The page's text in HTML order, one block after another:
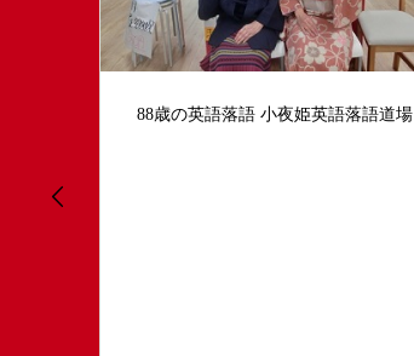
88歳の英語落語 小夜姫英語落語道場